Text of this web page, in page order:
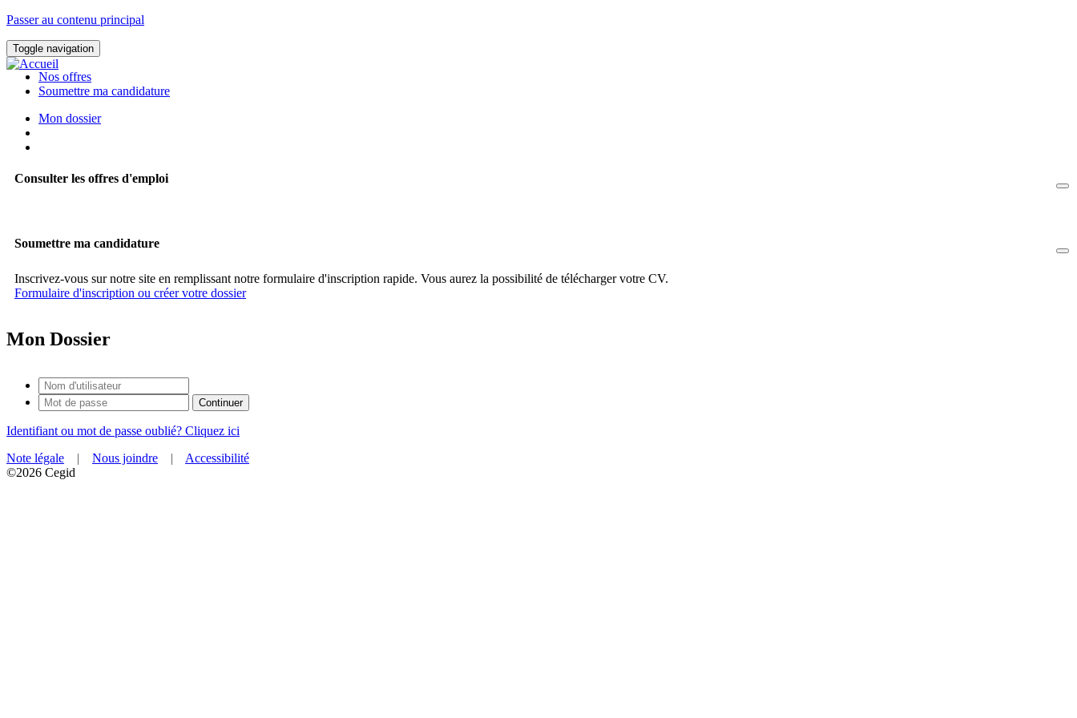
Passer au contenu principal
Toggle navigation
Nos offres
Soumettre ma candidature
Mon dossier
Consulter les offres d'emploi
Soumettre ma candidature
Inscrivez-vous sur notre site en remplissant notre formulaire d'inscription rapide. Vous aurez la possibilité de télécharger votre CV.
Formulaire d'inscription ou créer votre dossier
Mon Dossier
Identifiant ou mot de passe oublié? Cliquez ici
Note légale
| Nous joindre |
Accessibilité
©2026 Cegid